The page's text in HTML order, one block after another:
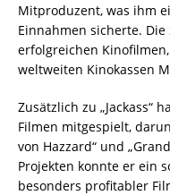
Mitproduzent, was ihm
Einnahmen sicherte.
erfolgreichen
weltweiten Kinokassen
Zusätzlich zu „Jackass“
Filmen mitgespielt,
von Hazzard“ und
Projekten konnte er ein
besonders profitabler